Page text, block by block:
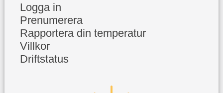
Logga in
Prenumerera
Rapportera din temperatur
Villkor
Driftstatus